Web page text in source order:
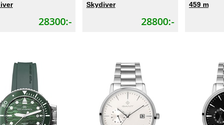
28300:-
Skydiver
28800:-
459 m